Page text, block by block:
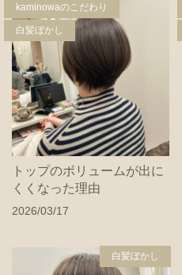
kaminowaのこだわり
白髪ぼかし
トップのボリュームが出に
くくなった理由
2026/03/17
白髪ぼかし